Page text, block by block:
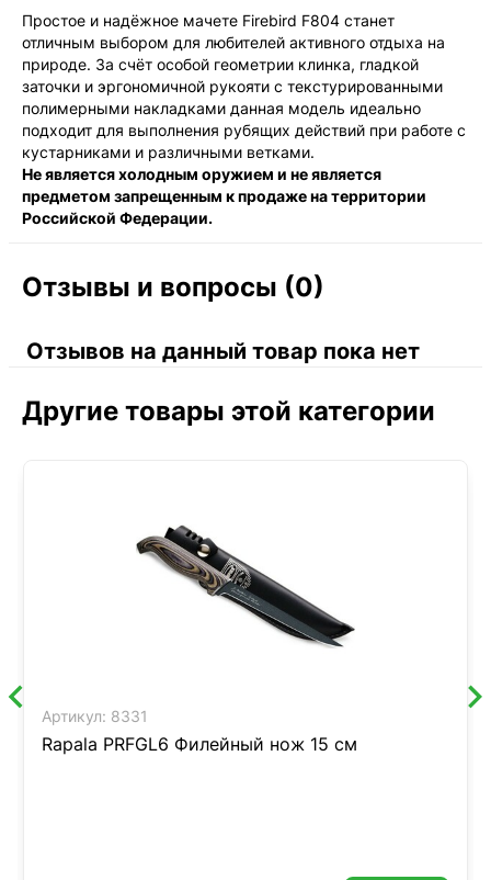
Простое и надёжное мачете Firebird F804 станет
отличным выбором для любителей активного отдыха на
природе. За счёт особой геометрии клинка, гладкой
заточки и эргономичной рукояти с текстурированными
полимерными накладками данная модель идеально
подходит для выполнения рубящих действий при работе с
кустарниками и различными ветками.
Не является холодным оружием и не является
предметом запрещенным к продаже на территории
Российской Федерации.
Отзывы и вопросы (0)
Отзывов на данный товар пока нет
Другие товары этой категории
Артикул: 8331
Rapala PRFGL6 Филейный нож 15 см